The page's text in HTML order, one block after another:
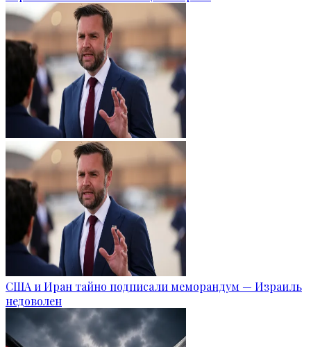
США и Иран тайно подписали меморандум — Израиль
недоволен